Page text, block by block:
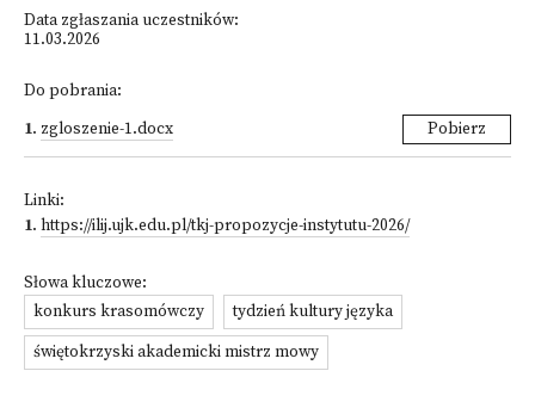
Data zgłaszania uczestników:
11.03.2026
Do pobrania:
1. zgloszenie-1.docx Pobierz
Linki:
1. https://ilij.ujk.edu.pl/tkj-propozycje-instytutu-2026/
Słowa kluczowe:
konkurs krasomówczy
tydzień kultury języka
świętokrzyski akademicki mistrz mowy